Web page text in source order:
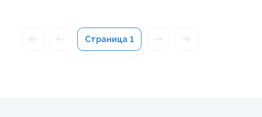
Страница 1